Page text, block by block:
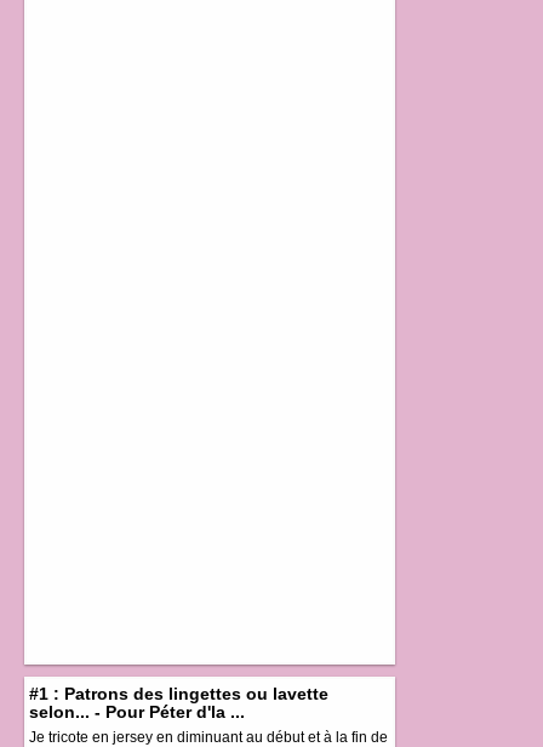
#1 : Patrons des lingettes ou lavette
selon... - Pour Péter d'la ...
Je tricote en jersey en diminuant au début et à la fin de